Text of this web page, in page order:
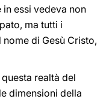
essi vedeva non
ma tutti i
di Gesù Cristo,
realtà del
dimensioni della